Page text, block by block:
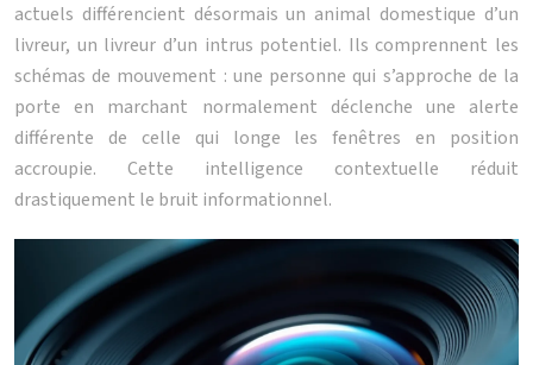
actuels différencient désormais un animal domestique d’un
livreur, un livreur d’un intrus potentiel. Ils comprennent les
schémas de mouvement : une personne qui s’approche de la
porte en marchant normalement déclenche une alerte
différente de celle qui longe les fenêtres en position
accroupie. Cette intelligence contextuelle réduit
drastiquement le bruit informationnel.